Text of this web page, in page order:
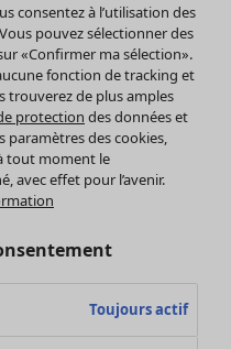
consentez à l’utilisation des
pouvez sélectionner des
«Confirmer ma sélection».
fonction de tracking et
trouverez de plus amples
protection des données et
paramètres des cookies,
tout moment le
avec effet pour l’avenir.
Toujours actif